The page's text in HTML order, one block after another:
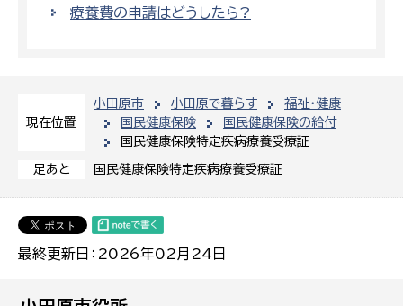
現在位置
小田原市 小田原で暮らす
福祉・健康
国民健康保険
国民健康保険の給付
国民健康保険特定疾病療養受療証
足あと 国民健康保険特定疾病療養受療証
最終更新日：2026年02月24日
療養費の申請はどうしたら?